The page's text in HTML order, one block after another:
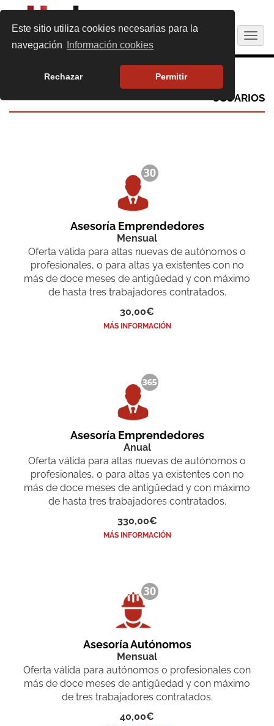
Este sitio utiliza cookies necesarias para la
navegación
Información cookies
Rechazar Permitir
TU SERVICIO CONTRATADO ( -)
USUARIOS
Asesoría Emprendedores
Mensual
Oferta válida para altas nuevas de autónomos o
profesionales, o para altas ya existentes con no
más de doce meses de antigüedad y con máximo
de hasta tres trabajadores contratados.
30,00€
MÁS INFORMACIÓN
Asesoría Emprendedores
Anual
Oferta válida para altas nuevas de autónomos o
profesionales, o para altas ya existentes con no
más de doce meses de antigüedad y con máximo
de hasta tres trabajadores contratados.
330,00€
MÁS INFORMACIÓN
Asesoría Autónomos
Mensual
Oferta válida para autónomos o profesionales con
más de doce meses de antigüedad y con máximo
de tres trabajadores contratados.
40,00€